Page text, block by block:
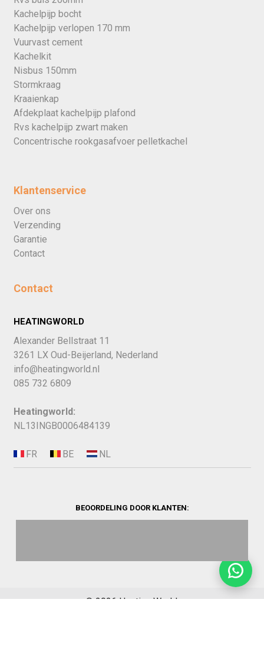
Kachelpijp bocht
Kachelpijp verlopen 170 mm
Vuurvast cement
Kachelkit
Nisbus 150mm
Stormkraag
Kraaienkap
Afdekplaat kachelpijp plafond
Rvs kachelpijp zwart maken
Concentrische rookgasafvoer pelletkachel
Klantenservice
Over ons
Verzending
Garantie
Contact
Contact
HEATINGWORLD
Alexander Bellstraat 11
3261 LX Oud-Beijerland, Nederland
info@heatingworld.nl
085 732 6809
Heatingworld:
NL13INGB0006484139
BEOORDELING DOOR KLANTEN:
©2026Heating World.